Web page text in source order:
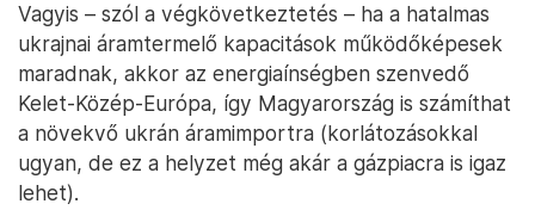
Vagyis – szól a végkövetkeztetés – ha a hatalmas
ukrajnai áramtermelő kapacitások működőképesek
maradnak, akkor az energiaínségben szenvedő
Kelet-Közép-Európa, így Magyarország is számíthat
a növekvő ukrán áramimportra (korlátozásokkal
ugyan, de ez a helyzet még akár a gázpiacra is igaz
lehet).